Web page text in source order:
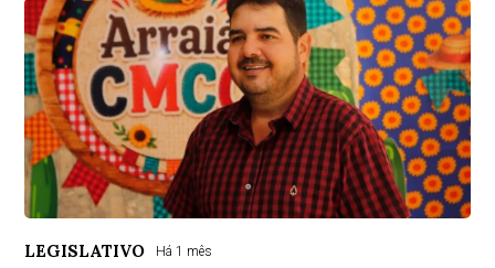
LEGISLATIVO Há 1 mês